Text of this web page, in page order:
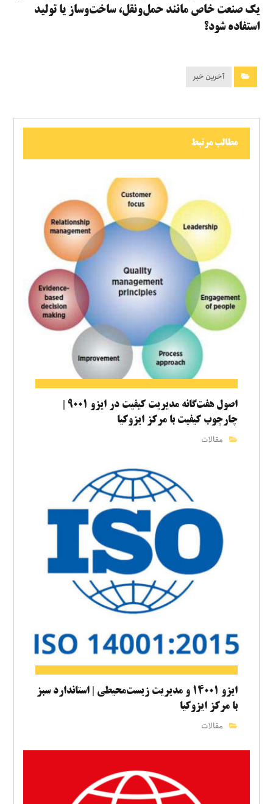
یک صنعت خاص مانند حمل‌ونقل، ساخت‌وساز یا تولید
استفاده شود؟
آخرین خبر
مطالب مرتبط
چارچوب کیفیت با مرکز ایزوکیا
مقالات
ایزو ۱۴۰۰۱ و مدیریت زیست‌محیطی | استاندارد سبز
با مرکز ایزوکیا
مقالات